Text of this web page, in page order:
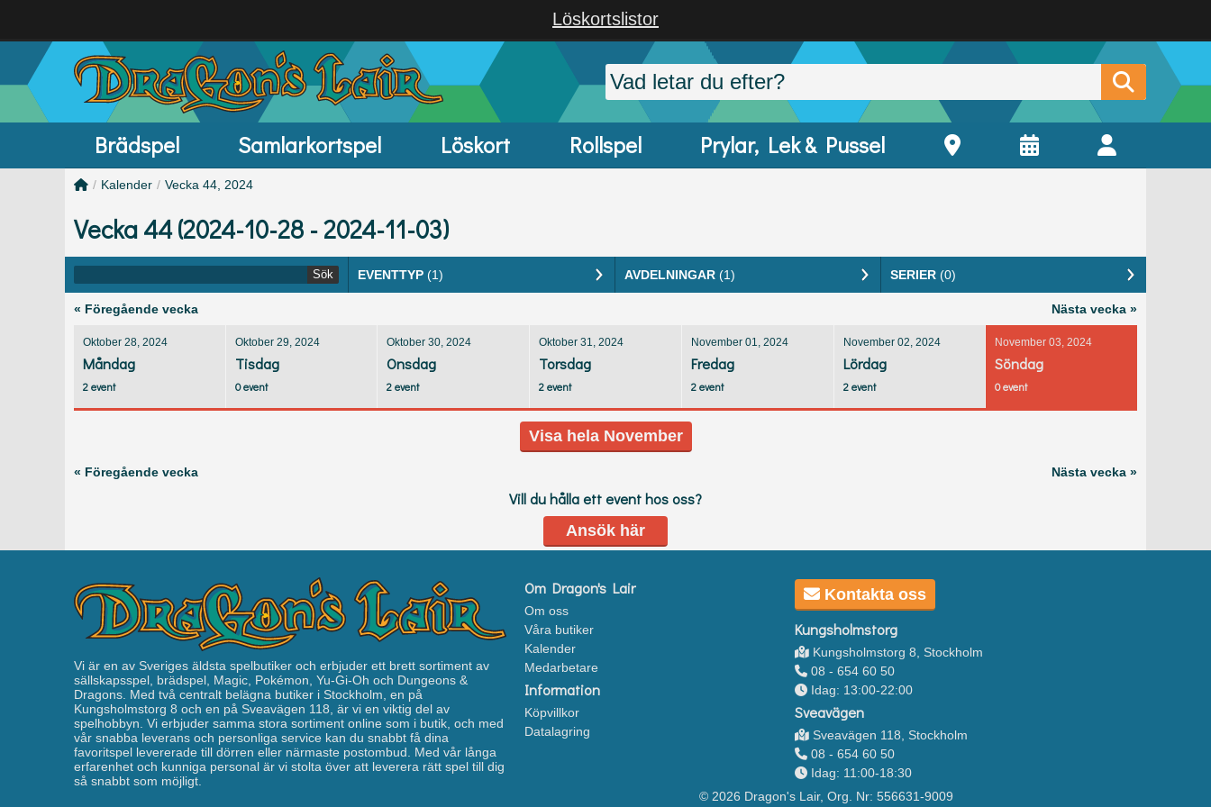
Löskortslistor
Brädspel Samlarkortspel Löskort Rollspel Prylar, Lek & Pussel
/ Kalender / Vecka 44, 2024
Vecka 44 (2024-10-28 - 2024-11-03)
Sök EVENTTYP(1) AVDELNINGAR (1) SERIER (0)
« Föregående vecka Nästa vecka »
Oktober 28, 2024
Måndag
2 event
Oktober 29, 2024
Tisdag
0 event
Oktober 30, 2024
Onsdag
2 event
Oktober 31, 2024
Torsdag
2 event
November 01, 2024
Fredag
2 event
November 02, 2024
Lördag
2 event
November 03, 2024
Söndag
0 event
Visa hela November
« Föregående vecka Nästa vecka »
Vill du hålla ett event hos oss?
Ansök här
Vi är en av Sveriges äldsta spelbutiker och erbjuder ett brett sortiment av
sällskapsspel, brädspel, Magic, Pokémon, Yu-Gi-Oh och Dungeons &
Dragons. Med två centralt belägna butiker i Stockholm, en på
Kungsholmstorg 8 och en på Sveavägen 118, är vi en viktig del av
spelhobbyn. Vi erbjuder samma stora sortiment online som i butik, och med
vår snabba leverans och personliga service kan du snabbt få dina
favoritspel levererade till dörren eller närmaste postombud. Med vår långa
erfarenhet och kunniga personal är vi stolta över att leverera rätt spel till dig
så snabbt som möjligt.
Om Dragon's Lair
Om oss
Våra butiker
Kalender
Medarbetare
Information
Köpvillkor
Datalagring
Kontakta oss
Kungsholmstorg
Kungsholmstorg 8, Stockholm
08 - 654 60 50
Idag: 13:00-22:00
Sveavägen
Sveavägen 118, Stockholm
08 - 654 60 50
Idag: 11:00-18:30
© 2026 Dragon's Lair, Org. Nr: 556631-9009